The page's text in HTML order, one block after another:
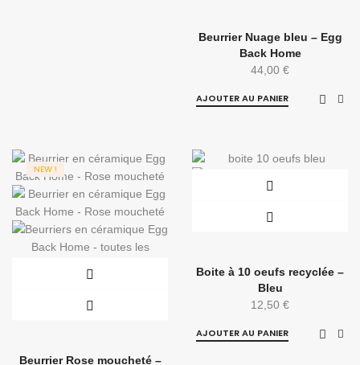
Beurrier Nuage bleu – Egg
Back Home
44,00 €
AJOUTER AU PANIER
NEW !
Beurrier Rose moucheté –
Boite à 10 oeufs recyclée –
Bleu
12,50 €
AJOUTER AU PANIER